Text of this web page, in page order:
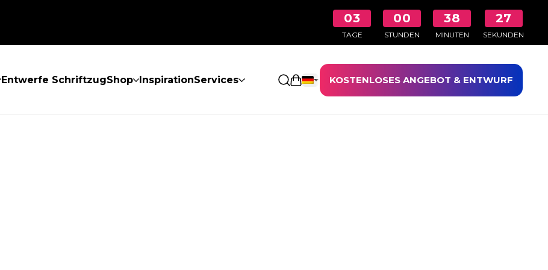
03
TAGE
00
STUNDEN
38
MINUTEN
26
SEKUNDEN
Entwerfe SchriftzugShop InspirationServices Einkaufswagen öffnen
KOSTENLOSES ANGEBOT & ENTWURF